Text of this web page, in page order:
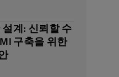
계: 신뢰할 수
구축을 위한